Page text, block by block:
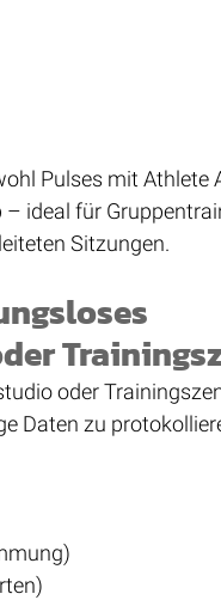
Pulses mit Athlete
– ideal für
Sitzungen.
oder
Daten zu